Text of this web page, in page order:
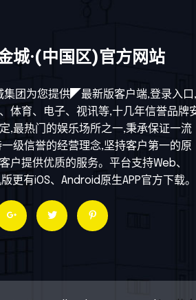
城·(中国区)官方网站
集团为您提供◤最新版客户端,登录入口,
体育、电子、视讯等,十几年信誉品牌
,最热门的娱乐场所之一,秉承保证一流
级信誉的经营理念,坚持客户第一的原
户提供优质的服务。平台支持Web、
更有iOS、Android原生APP官方下载。